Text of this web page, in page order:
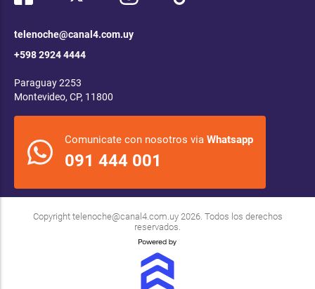
telenoche@canal4.com.uy
+598 2924 4444
Paraguay 2253
Montevideo, CP, 11800
Comunicate con nosotros via Whatsapp
091 444 001
Copyright telenoche@canal4.com.uy2026. Todos los derechos
reservados.